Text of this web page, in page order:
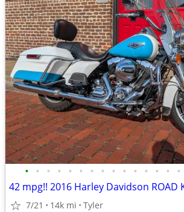
• • • • • • • • • • • • • • •
7/21 14k mi Tyler